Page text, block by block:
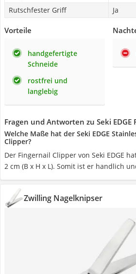
Rutschfester Griff Ja
Vorteile
handgefertigte
Schneide
rostfrei und
langlebig
Fragen und Antworten zu Seki
Welche Maße hat der Seki EDGE
Clipper?
Der Fingernail Clipper von Seki EDGE
2 cm (B x H x L). Somit ist er handlich
Zwilling Nagelknipser